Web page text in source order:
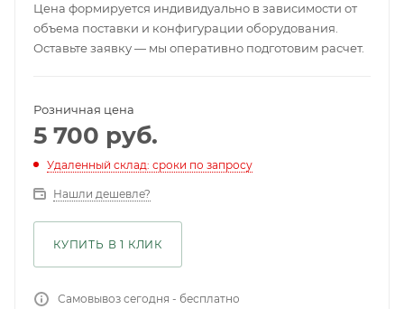
Цена формируется индивидуально в зависимости от
объема поставки и конфигурации оборудования.
Оставьте заявку — мы оперативно подготовим расчет.
Розничная цена
5 700 руб.
Удаленный склад: сроки по запросу
Нашли дешевле?
КУПИТЬ В 1 КЛИК
Самовывоз сегодня - бесплатно